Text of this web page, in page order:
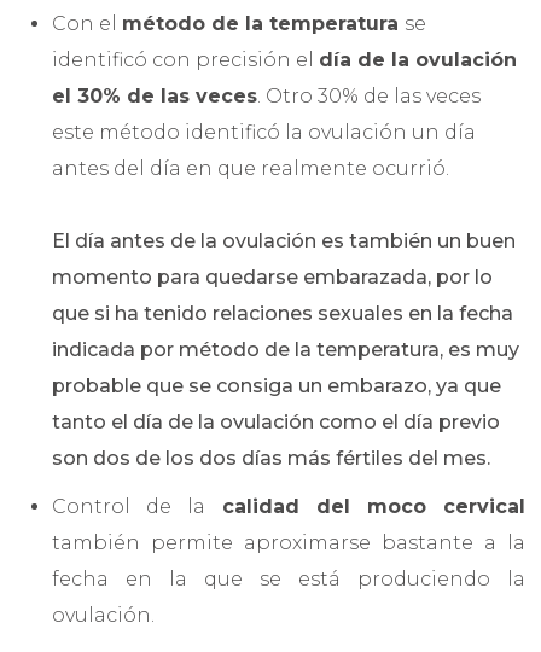
Con el método de la temperatura se
identificó con precisión el día de la ovulación
el 30% de las veces. Otro 30% de las veces
este método identificó la ovulación un día
antes del día en que realmente ocurrió.
El día antes de la ovulación es también un buen
momento para quedarse embarazada, por lo
que si ha tenido relaciones sexuales en la fecha
indicada por método de la temperatura, es muy
probable que se consiga un embarazo, ya que
tanto el día de la ovulación como el día previo
son dos de los dos días más fértiles del mes.
Control de la calidad del moco cervical
también permite aproximarse bastante a la
fecha en la que se está produciendo la
ovulación.